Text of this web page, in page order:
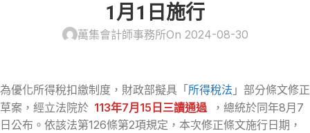
1月1日施行
萬集會計師事務所On 2024-08-30
為優化所得稅扣繳制度，財政部擬具「所得稅法 」部分條文修正
草案，經立法院於 113年7月15日三讀通過
，總統於同年8月7
日公布。依該法第126條第2項規定，本次修正條文施行日期，